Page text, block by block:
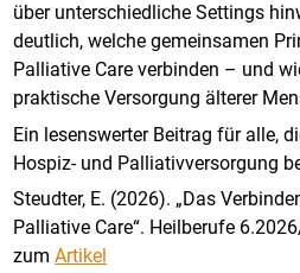
über unterschiedliche Settings
deutlich, welche gemeinsamen
Palliative Care verbinden – und
praktische Versorgung älterer
Ein lesenswerter Beitrag für alle,
Hospiz- und Palliativversorgung
Steudter, E. (2026). „Das
Palliative Care“. Heilberufe
zumArtikel